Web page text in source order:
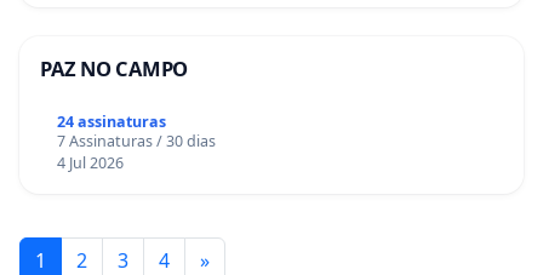
PAZ NO CAMPO
24 assinaturas
7 Assinaturas / 30 dias
4 Jul 2026
1 2 3 4 »